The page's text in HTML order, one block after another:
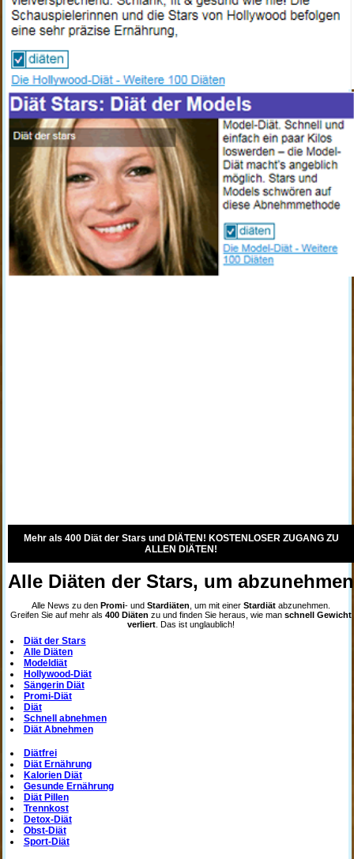
Mehr als 400 Diät der Stars und DIÄTEN! KOSTENLOSER ZUGANG ZU
ALLEN DIÄTEN!
Alle Diäten der Stars, um abzunehmen
Alle News zu denPromi- undStardiäten , um mit einerStardiät abzunehmen.
Greifen Sie auf mehr als400 Diäten zu und finden Sie heraus, wie manschnell Gewicht
verliert . Das ist unglaublich!
Diät der Stars
Alle Diäten
Modeldiät
Hollywood-Diät
Sängerin Diät
Promi-Diät
Diät
Schnell abnehmen
Diät Abnehmen
Diätfrei
Diät Ernährung
Kalorien Diät
Gesunde Ernährung
Diät Pillen
Trennkost
Detox-Diät
Obst-Diät
Sport-Diät